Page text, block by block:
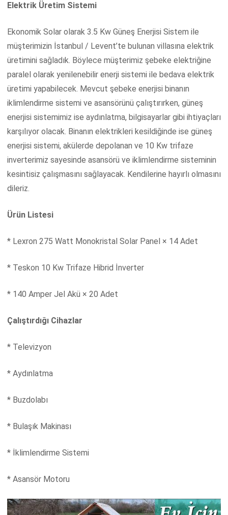
Elektrik Üretim Sistemi
Ekonomik Solar olarak 3.5 Kw Güneş Enerjisi Sistem ile
müşterimizin İstanbul / Levent’te bulunan villasına elektrik
üretimini sağladık. Böylece müşterimiz şebeke elektriğine
paralel olarak yenilenebilir enerji sistemi ile bedava elektrik
üretimi yapabilecek. Mevcut şebeke enerjisi binanın
iklimlendirme sistemi ve asansörünü çalıştırırken, güneş
enerjisi sistemimiz ise aydınlatma, bilgisayarlar gibi ihtiyaçları
karşılıyor olacak. Binanın elektrikleri kesildiğinde ise güneş
enerjisi sistemi, akülerde depolanan ve 10 Kw trifaze
inverterimiz sayesinde asansörü ve iklimlendirme sisteminin
kesintisiz çalışmasını sağlayacak. Kendilerine hayırlı olmasını
dileriz.
Ürün Listesi
* Lexron 275 Watt Monokristal Solar Panel × 14 Adet
* Teskon 10 Kw Trifaze Hibrid İnverter
* 140 Amper Jel Akü × 20 Adet
Çalıştırdığı Cihazlar
* Televizyon
* Aydınlatma
* Buzdolabı
* Bulaşık Makinası
* İklimlendirme Sistemi
* Asansör Motoru